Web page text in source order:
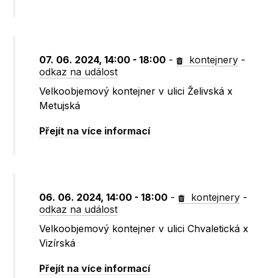
07. 06. 2024, 14:00 - 18:00 - kontejnery -
odkaz na událost
Velkoobjemový kontejner v ulici Želivská x
Metujská
Přejít na více informací
06. 06. 2024, 14:00 - 18:00 - kontejnery -
odkaz na událost
Velkoobjemový kontejner v ulici Chvaletická x
Vizírská
Přejít na více informací